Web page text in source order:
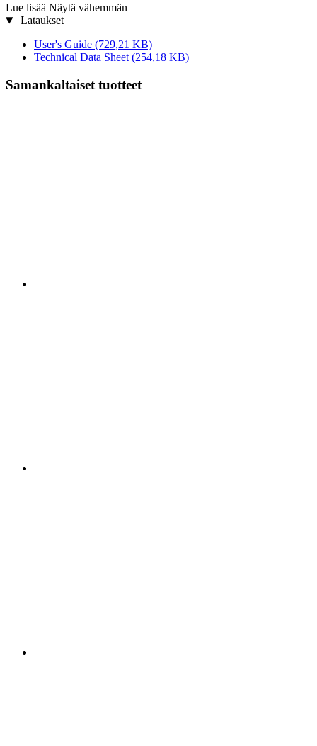
Lue lisää Näytä vähemmän
Lataukset
User's Guide (729,21 KB)
Technical Data Sheet (254,18 KB)
Samankaltaiset tuotteet